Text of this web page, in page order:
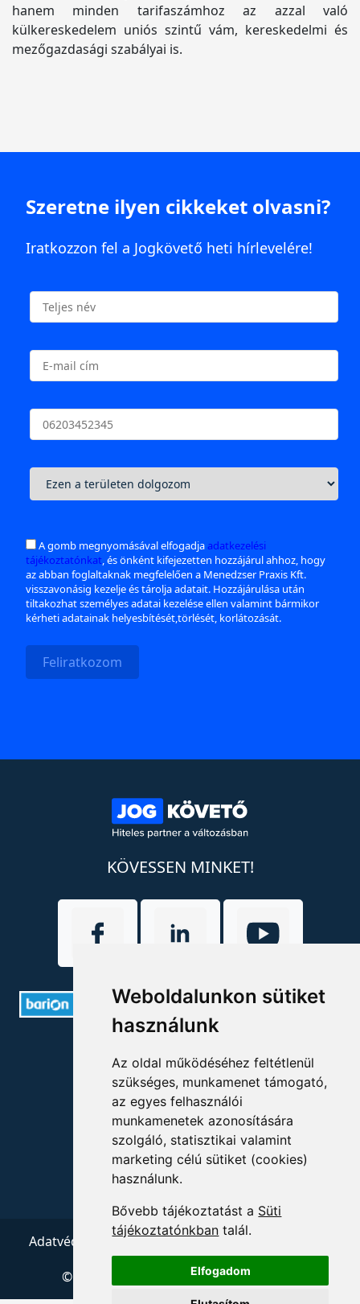
Weboldalunkon sütiket
használunk
Az oldal működéséhez feltétlenül
szükséges, munkamenet támogató,
az egyes felhasználói
munkamenetek azonosítására
szolgáló, statisztikai valamint
marketing célú sütiket (cookies)
használunk.
Bővebb tájékoztatást a Süti
tájékoztatónkban talál.
Elfogadom
hanem minden tarifaszámhoz az azzal való
külkereskedelem uniós szintű vám, kereskedelmi és
mezőgazdasági szabályai is.
Szeretne ilyen cikkeket olvasni?
Iratkozzon fel a Jogkövető heti hírlevelére!
A gomb megnyomásával elfogadjaadatkezelési
tájékoztatónkat, és önként kifejezetten hozzájárul ahhoz, hogy
az abban foglaltaknak megfelelően a Menedzser Praxis Kft.
visszavonásig kezelje és tárolja adatait. Hozzájárulása után
tiltakozhat személyes adatai kezelése ellen valamint bármikor
kérheti adatainak helyesbítését,törlését, korlátozását.
Feliratkozom
KÖVESSEN MINKET!
+36 1 880 7600
info@mprx.hu
Adatvédelem ÁSZF Impresszum
© 2026 Copyright:
Menedzserpraxis.hu